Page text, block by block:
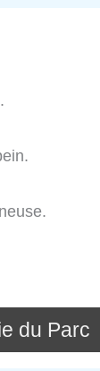
du Parc